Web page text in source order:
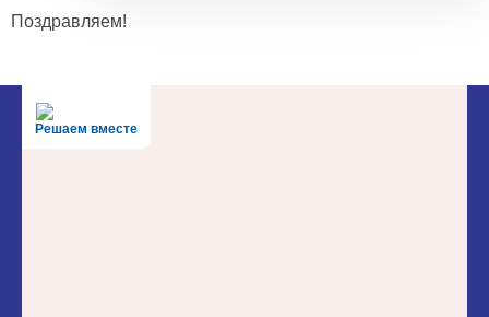
Поздравляем!
Решаем вместе